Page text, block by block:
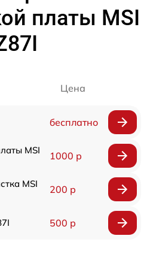
платы MSI
Цена
бесплатно
MSI
1000 р
MSI
200 р
500 р